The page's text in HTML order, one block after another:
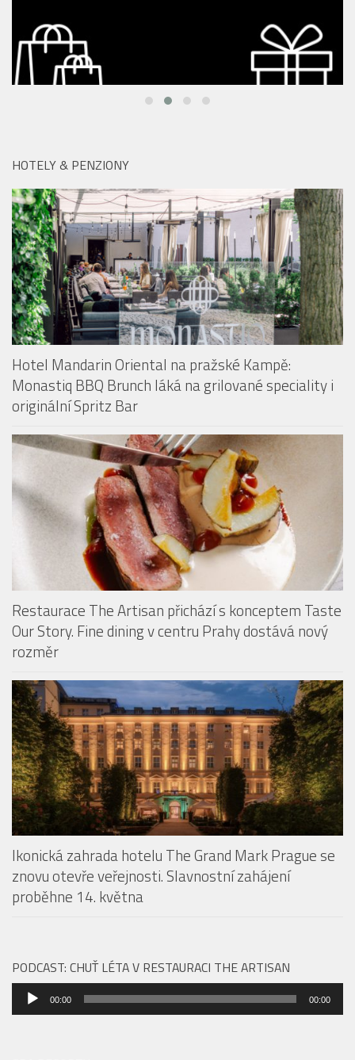
HOTELY & PENZIONY
Hotel Mandarin Oriental na pražské Kampě:
Monastiq BBQ Brunch láká na grilované speciality i
originální Spritz Bar
Restaurace The Artisan přichází s konceptem Taste
Our Story. Fine dining v centru Prahy dostává nový
rozměr
Ikonická zahrada hotelu The Grand Mark Prague se
znovu otevře veřejnosti. Slavnostní zahájení
proběhne 14. května
PODCAST: CHUŤ LÉTA V RESTAURACI THE ARTISAN
Audio
přehrávač
00:00 00:00